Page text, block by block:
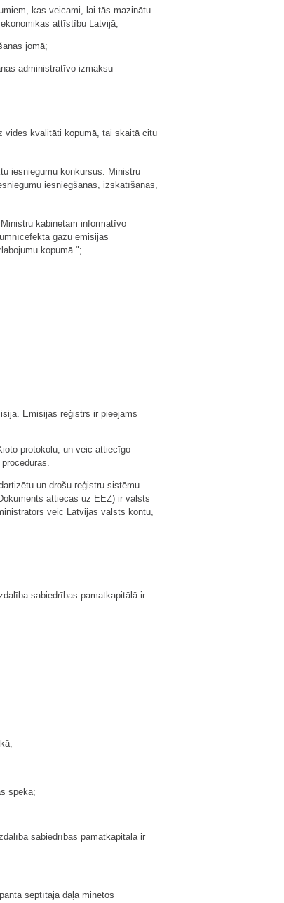
kas veicami, lai tās mazinātu
attīstību Latvijā;
jomā;
administratīvo izmaksu
vides kvalitāti kopumā, tai skaitā citu
iesniegumu konkursus. Ministru
iesniegšanas, izskatīšanas,
kabinetam informatīvo
gāzu emisijas
kopumā.";
Emisijas reģistrs ir pieejams
protokolu, un veic attiecīgo
un drošu reģistru sistēmu
attiecas uz EEZ) ir valsts
veic Latvijas valsts kontu,
sabiedrības pamatkapitālā ir
spēkā;
sabiedrības pamatkapitālā ir
septītajā daļā minētos